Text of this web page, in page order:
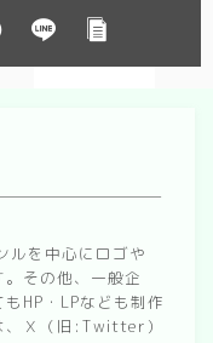
ルを中心にロゴや
その他、一般企
HP・LPなども制作
、Ｘ（旧:Twitter）